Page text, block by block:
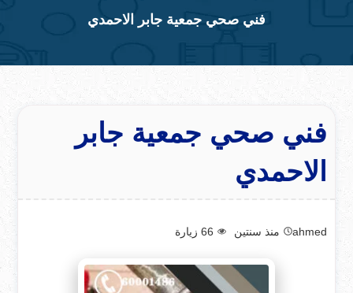
فني صحي جمعية جابر الاحمدي
فني صحي جمعية جابر
الاحمدي
ahmed منذ سنتين 66 زيارة